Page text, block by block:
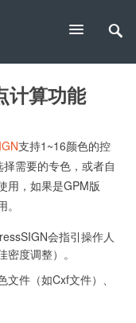
计算功能
支持1~16颜色的控
需要的专色，或者自
用，如果是GPM版
会指引操作人
度调整）。
件（如Cxf文件）、